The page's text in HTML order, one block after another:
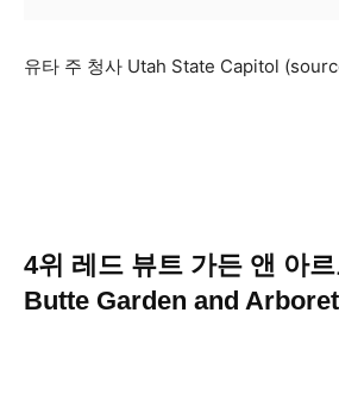
유타 주 청사 Utah State Capitol
4위 레드 뷰트 가든 앤 아
Butte Garden and